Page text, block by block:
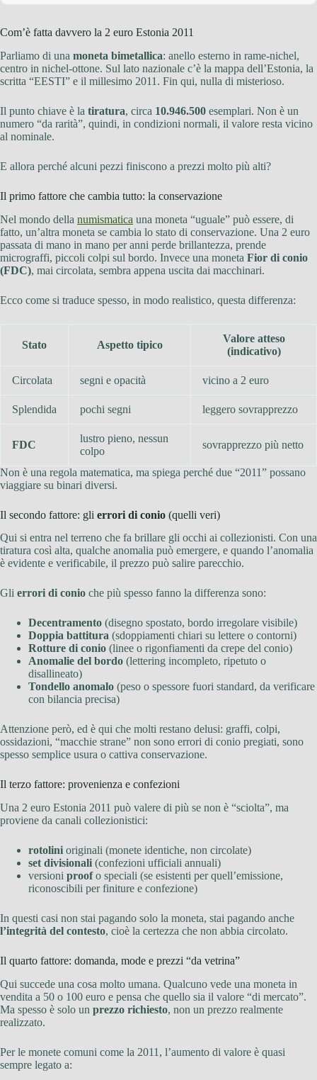
Com’è fatta davvero la 2 euro Estonia 2011
Parliamo di una moneta bimetallica: anello esterno in rame-nichel,
centro in nichel-ottone. Sul lato nazionale c’è la mappa dell’Estonia, la
scritta “EESTI” e il millesimo 2011. Fin qui, nulla di misterioso.
Il punto chiave è la tiratura, circa 10.946.500 esemplari. Non è un
numero “da rarità”, quindi, in condizioni normali, il valore resta vicino
al nominale.
E allora perché alcuni pezzi finiscono a prezzi molto più alti?
Il primo fattore che cambia tutto: la conservazione
Nel mondo della numismatica una moneta “uguale” può essere, di
fatto, un’altra moneta se cambia lo stato di conservazione. Una 2 euro
passata di mano in mano per anni perde brillantezza, prende
micrograffi, piccoli colpi sul bordo. Invece una moneta Fior di conio
(FDC), mai circolata, sembra appena uscita dai macchinari.
Ecco come si traduce spesso, in modo realistico, questa differenza:
Stato Aspetto tipico
Valore atteso
(indicativo)
Circolata segni e opacità vicino a 2 euro
Splendida pochi segni leggero sovrapprezzo
FDC
lustro pieno, nessun
colpo
sovrapprezzo più netto
Non è una regola matematica, ma spiega perché due “2011” possano
viaggiare su binari diversi.
Il secondo fattore: gli errori di conio (quelli veri)
Qui si entra nel terreno che fa brillare gli occhi ai collezionisti. Con una
tiratura così alta, qualche anomalia può emergere, e quando l’anomalia
è evidente e verificabile, il prezzo può salire parecchio.
Gli errori di conio che più spesso fanno la differenza sono:
Decentramento (disegno spostato, bordo irregolare visibile)
Doppia battitura (sdoppiamenti chiari su lettere o contorni)
Rotture di conio (linee o rigonfiamenti da crepe del conio)
Anomalie del bordo (lettering incompleto, ripetuto o
disallineato)
Tondello anomalo (peso o spessore fuori standard, da verificare
con bilancia precisa)
Attenzione però, ed è qui che molti restano delusi: graffi, colpi,
ossidazioni, “macchie strane” non sono errori di conio pregiati, sono
spesso semplice usura o cattiva conservazione.
Il terzo fattore: provenienza e confezioni
Una 2 euro Estonia 2011 può valere di più se non è “sciolta”, ma
proviene da canali collezionistici:
rotolini originali (monete identiche, non circolate)
set divisionali (confezioni ufficiali annuali)
versioni proofo speciali (se esistenti per quell’emissione,
riconoscibili per finiture e confezione)
In questi casi non stai pagando solo la moneta, stai pagando anche
l’integrità del contesto, cioè la certezza che non abbia circolato.
Il quarto fattore: domanda, mode e prezzi “da vetrina”
Qui succede una cosa molto umana. Qualcuno vede una moneta in
vendita a 50 o 100 euro e pensa che quello sia il valore “di mercato”.
Ma spesso è solo un prezzo richiesto, non un prezzo realmente
realizzato.
Per le monete comuni come la 2011, l’aumento di valore è quasi
sempre legato a: